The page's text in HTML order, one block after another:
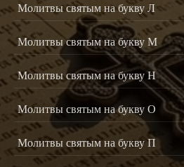
Молитвы святым на букву Л
Молитвы святым на букву М
Молитвы святым на букву Н
Молитвы святым на букву О
Молитвы святым на букву П